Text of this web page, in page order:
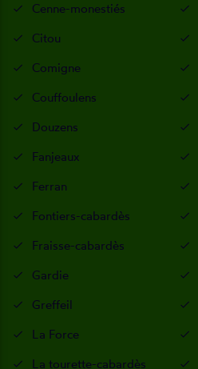
Cenne-monestiés
Citou
Comigne
Couffoulens
Douzens
Fanjeaux
Ferran
Fontiers-cabardès
Fraisse-cabardès
Gardie
Greffeil
La Force
La tourette-cabardès